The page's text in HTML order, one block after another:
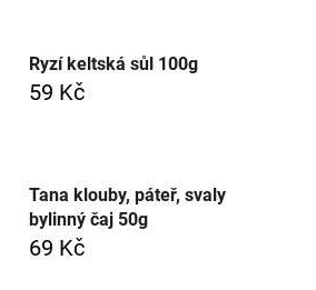
Ryzí keltská sůl 100g
59 Kč
Tana klouby, páteř, svaly
bylinný čaj 50g
69 Kč